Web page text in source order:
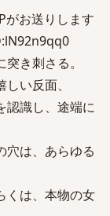
がお送りします
き刺さる。
い反面、
認識し、途端に
穴は、あらゆる
くは、本物の女